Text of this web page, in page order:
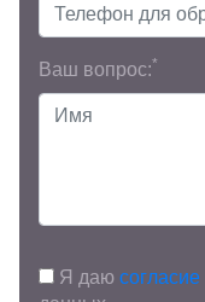
Ваш вопрос:*
Я даю согласие